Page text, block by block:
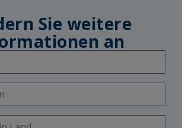
Sie weitere
an